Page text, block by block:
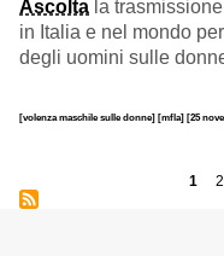
Ascolta la
in Italia e nel mondo
degli uomini sulle
[volenza maschile sulle donne] [mfla] [25
1 2